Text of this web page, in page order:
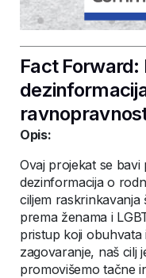
Fact
Opis:
Ovaj projekat se
dezinformacija o
ciljem raskrinkavanja
prema ženama i
pristup koji obuhvata
zagovaranje, naš cilj
promovišemo tačne